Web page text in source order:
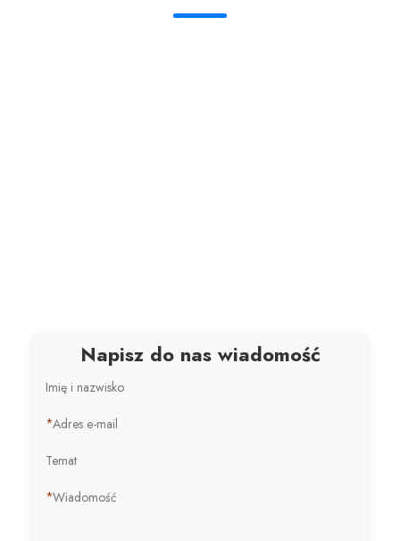
Napisz do nas wiadomość
Imię i nazwisko
*Adres e-mail
Temat
*Wiadomość